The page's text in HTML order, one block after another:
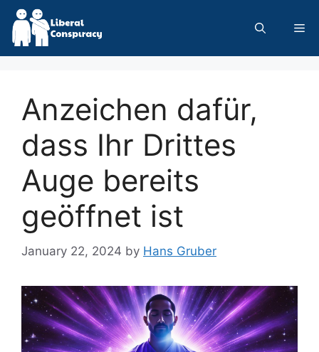
Skip
content
Anzeichen dafür,
dass Ihr Drittes
Auge bereits
geöffnet ist
January 22, 2024 by Hans Gruber